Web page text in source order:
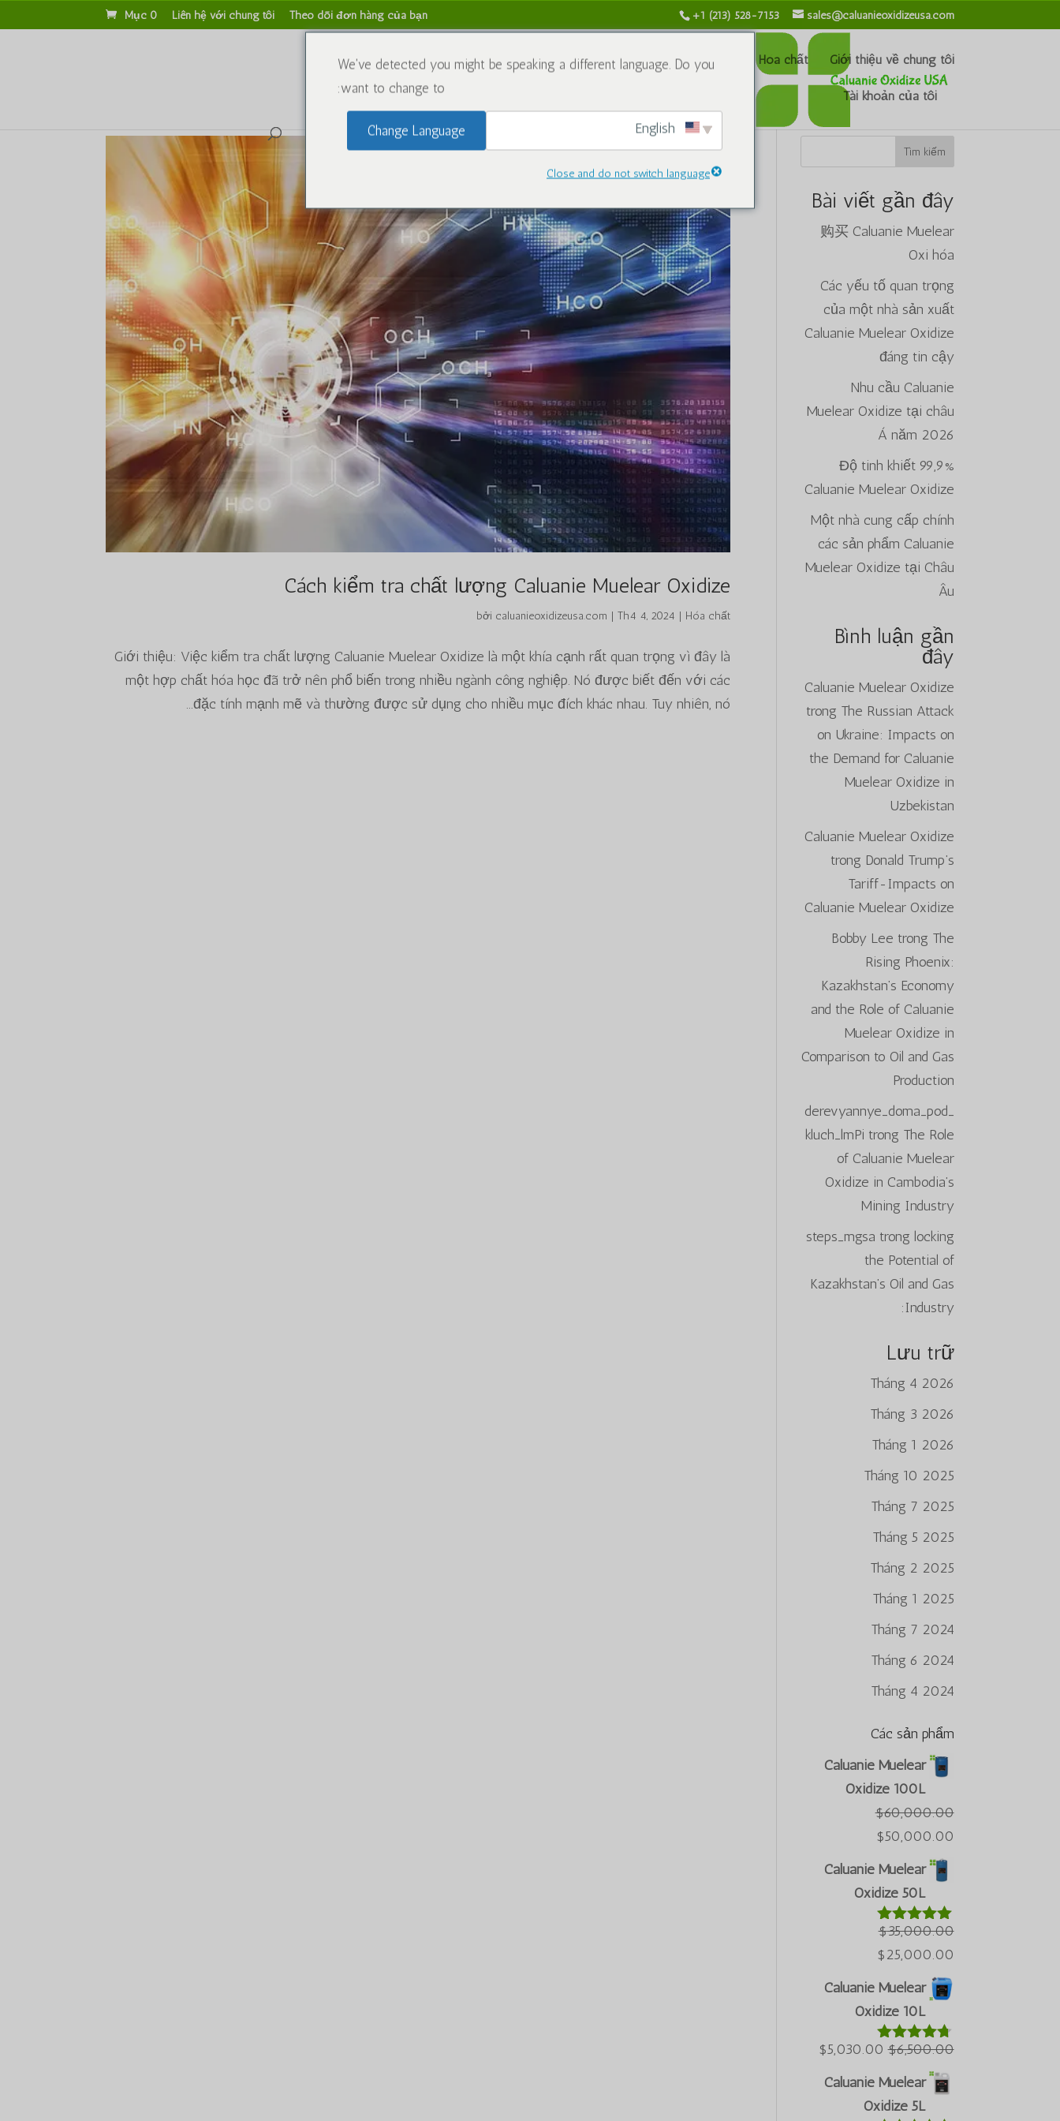
+1 (213) 528-7153 sales@caluanieoxidizeusa.com
Theo dõi đơn hàng của bạn
Liên hệ với chúng tôi
Mục 0
Giới thiệu về chúng tôi
Hóa chất
Blog
Liên hệ với chúng tôi
Chính sách hoàn tiền và trả hàng
Tài khoản của tôi
Cách kiểm tra chất lượng Caluanie Muelear Oxidize
bởi caluanieoxidizeusa.com |Th4 4, 2024 | Hóa chất
Giới thiệu: Việc kiểm tra chất lượng Caluanie Muelear Oxidize là một khía cạnh rất quan trọng vì đây là
một hợp chất hóa học đã trở nên phổ biến trong nhiều ngành công nghiệp. Nó được biết đến với các
đặc tính mạnh mẽ và thường được sử dụng cho nhiều mục đích khác nhau. Tuy nhiên, nó...
Tìm kiếm
Bài viết gần đây
购买 Caluanie Muelear
Oxi hóa
Các yếu tố quan trọng
của một nhà sản xuất
Caluanie Muelear Oxidize
đáng tin cậy
Nhu cầu Caluanie
Muelear Oxidize tại châu
Á năm 2026
99,9% Độ tinh khiết
Caluanie Muelear Oxidize
Một nhà cung cấp chính
các sản phẩm Caluanie
Muelear Oxidize tại Châu
Âu
Bình luận gần
đây
Caluanie Muelear Oxidize
trong The Russian Attack
on Ukraine: Impacts on
the Demand for Caluanie
Muelear Oxidize in
Uzbekistan
Caluanie Muelear Oxidize
trong Donald Trump’s
Tariff-Impacts on
Caluanie Muelear Oxidize
Bobby Lee trong The
Rising Phoenix:
Kazakhstan’s Economy
and the Role of Caluanie
Muelear Oxidize in
Comparison to Oil and Gas
Production
derevyannye_doma_pod_
kluch_lmPi trong The Role
of Caluanie Muelear
Oxidize in Cambodia’s
Mining Industry
steps_mgsa trong locking
the Potential of
Kazakhstan’s Oil and Gas
Industry:
Lưu trữ
Tháng 4 2026
Tháng 3 2026
Tháng 1 2026
Tháng 10 2025
Tháng 7 2025
Tháng 5 2025
Tháng 2 2025
Tháng 1 2025
Tháng 7 2024
Tháng 6 2024
Tháng 4 2024
Các sản phẩm
Caluanie Muelear
Oxidize 100L
$60,000.00
Giá
gốc
là:
$60,000.00.
$50,000.00
hiện
tại
Caluanie Muelear
Oxidize 50L
Được xếp
hạng 5.005
sao
$35,000.00
Giá
gốc
là:
$35,000.00.
$25,000.00
hiện
tại
là:
$25,000.00.
Caluanie Muelear
Oxidize 10L
Được xếp
5 sao
$6,500.00
Giá
gốc
là:
$5,030.00
Caluanie Muelear
Oxidize 5L
We've detected you might be speaking a different language. Do you
want to change to:
Change Language
Close and do not switch language
한국어
Русский
ភាសាខ្មែរ
Bahasa Melayu
Türkçe
Azərbaycan dili
Português do Brasil